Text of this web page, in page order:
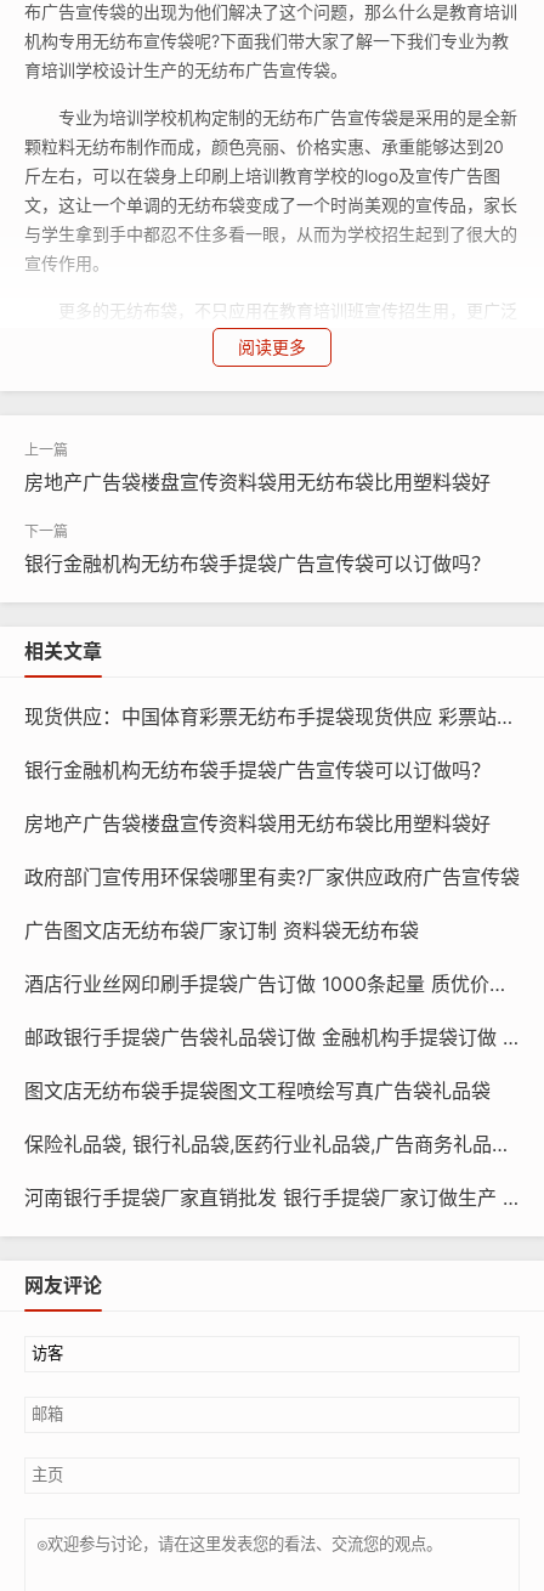
布广告宣传袋的出现为他们解决了这个问题，那么什么是教育培训
机构专用无纺布宣传袋呢?下面我们带大家了解一下我们专业为教
育培训学校设计生产的无纺布广告宣传袋。
专业为培训学校机构定制的无纺布广告宣传袋是采用的是全新
颗粒料无纺布制作而成，颜色亮丽、价格实惠、承重能够达到20
斤左右，可以在袋身上印刷上培训教育学校的logo及宣传广告图
文，这让一个单调的无纺布袋变成了一个时尚美观的宣传品，家长
与学生拿到手中都忍不住多看一眼，从而为学校招生起到了很大的
宣传作用。
更多的无纺布袋，不只应用在教育培训班宣传招生用，更广泛
就用于其它行业。如无纺布打孔袋、无纺布背包袋、无纺布防尘
袋、无纺布覆膜袋、无纺布钱包折叠袋、无纺布平口袋、无纺布束
口抽绳袋、无纺布门套、无纺布文件袋等款式。在这些无纺布袋上
能做广告宣传品，又不失实用价值，是各单位企业促销产品宣传良
好具性价比的选择。
联系方式
无纺布袋订制电话/微信：15838231350
学校教育培训机构广告宣传手提袋实拍展示
阅读更多
房地产广告袋楼盘宣传资料袋用无纺布袋比用塑料袋好
银行金融机构无纺布袋手提袋广告宣传袋可以订做吗？
相关文章
现货供应：中国体育彩票无纺布手提袋现货供应 彩票站宣传物料推广手提袋
银行金融机构无纺布袋手提袋广告宣传袋可以订做吗？
房地产广告袋楼盘宣传资料袋用无纺布袋比用塑料袋好
政府部门宣传用环保袋哪里有卖?厂家供应政府广告宣传袋
广告图文店无纺布袋厂家订制 资料袋无纺布袋
酒店行业丝网印刷手提袋广告订做 1000条起量 质优价廉 酒店行业
邮政银行手提袋广告袋礼品袋订做 金融机构手提袋订做 银行手提袋
图文店无纺布袋手提袋图文工程喷绘写真广告袋礼品袋
保险礼品袋, 银行礼品袋,医药行业礼品袋,广告商务礼品袋定制印刷
河南银行手提袋厂家直销批发 银行手提袋厂家订做生产 小批量银行手提袋 银行宣传广告袋
网友评论